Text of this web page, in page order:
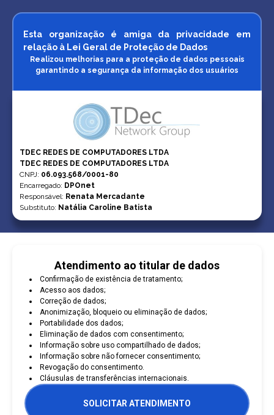
Esta organização é amiga da privacidade em
relação à Lei Geral de Proteção de Dados
Realizou melhorias para a proteção de dados pessoais
garantindo a segurança da informação dos usuários
TDEC REDES DE COMPUTADORES LTDA
TDEC REDES DE COMPUTADORES LTDA
CNPJ: 06.093.568/0001-80
Encarregado: DPOnet
Responsável: Renata Mercadante
Substituto: Natália Caroline Batista
Atendimento ao titular de dados
Confirmação de existência de tratamento;
Acesso aos dados;
Correção de dados;
Anonimização, bloqueio ou eliminação de dados;
Portabilidade dos dados;
Eliminação de dados com consentimento;
Informação sobre uso compartilhado de dados;
Informação sobre não fornecer consentimento;
Revogação do consentimento.
Cláusulas de transferências internacionais.
SOLICITAR ATENDIMENTO